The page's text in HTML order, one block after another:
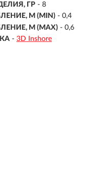
ГР - 8
М (MIN) - 0,4
М (MAX) - 0,6
- 3D Inshore